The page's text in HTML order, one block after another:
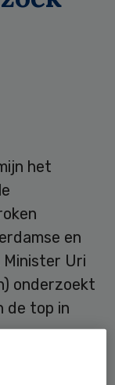
het
en
Uri
onderzoekt
de top in
een